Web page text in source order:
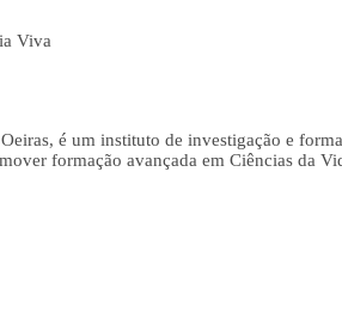
Viva
é um instituto de investigação e
formação avançada em Ciências da